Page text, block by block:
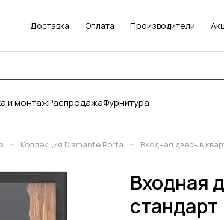
Доставка Оплата Производители
и монтажРаспродажаФурнитура
– Коллекция Diamante Porta – Входная дверь в
Входная
стандарт